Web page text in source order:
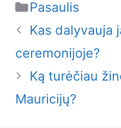
Categories
Pasaulis
Kas dalyvauja
ceremonijoje?
Ką turėčiau
Mauricijų?